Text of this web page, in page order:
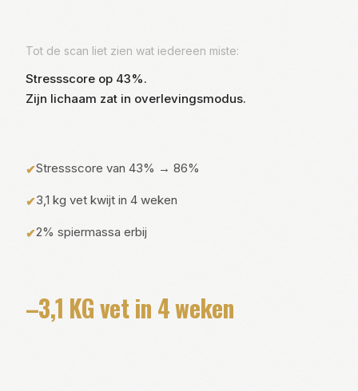
Tot de scan liet zien wat iedereen miste:
Stressscore op 43%.
Zijn lichaam zat in overlevingsmodus.
✔Stressscore van 43% → 86%
✔3,1 kg vet kwijt in 4 weken
✔2% spiermassa erbij
–3,1 KG vet in 4 weken